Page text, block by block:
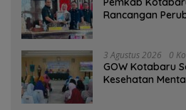
Rancangan
3 Agustus 2026 0
GOW Kotabaru
Kesehatan